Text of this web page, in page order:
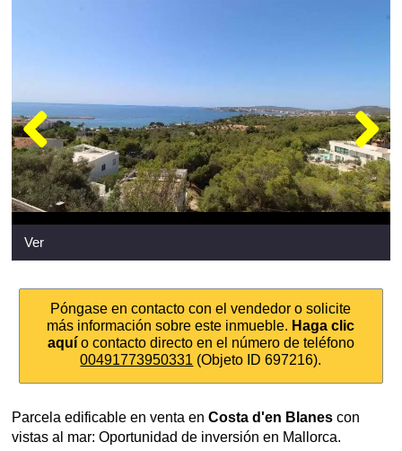
Ver
Póngase en contacto con el vendedor o solicite
más información sobre este inmueble. Haga clic
aquío contacto directo en el número de teléfono
00491773950331 (Objeto ID 697216).
Parcela edificable en venta en Costa d'en Blanes con
vistas al mar: Oportunidad de inversión en Mallorca.